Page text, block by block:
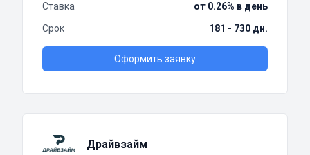
Ставка
от 0.26% в день
Срок
181 - 730 дн.
Оформить заявку
Драйвзайм